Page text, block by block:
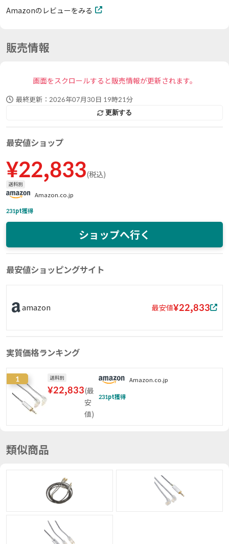
Amazonのレビューをみる
販売情報
画面をスクロールすると販売情報が更新されます。
最終更新： 2026年07月30日 19時21分
更新する
最安値ショップ
¥22,833(税込)
送料別
Amazon.co.jp
231pt獲得
ショップへ行く
最安値ショッピングサイト
amazon 最安値¥22,833
実質価格ランキング
1 送料別
¥22,833(最
安
値)
Amazon.co.jp
231pt獲得
類似商品